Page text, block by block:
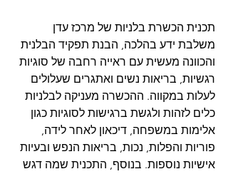
תכנית הכשרת בלניות של מרכז עדן
משלבת ידע בהלכה, הבנת תפקיד הבלנית
והכוונה מעשית עם ראייה רחבה של סוגיות
רגשיות, בריאות נשים ואתגרים שעלולים
לעלות במקווה. ההכשרה מעניקה לבלניות
כלים לזהות ולגשת ברגישות לסוגיות כגון
אלימות במשפחה, דיכאון לאחר לידה,
פוריות והפלות, נכות, בריאות הנפש ובעיות
אישיות נוספות. בנוסף, התכנית שמה דגש